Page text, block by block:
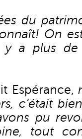
du
On
y a plus de
Espérance,
c’était
pu
tout